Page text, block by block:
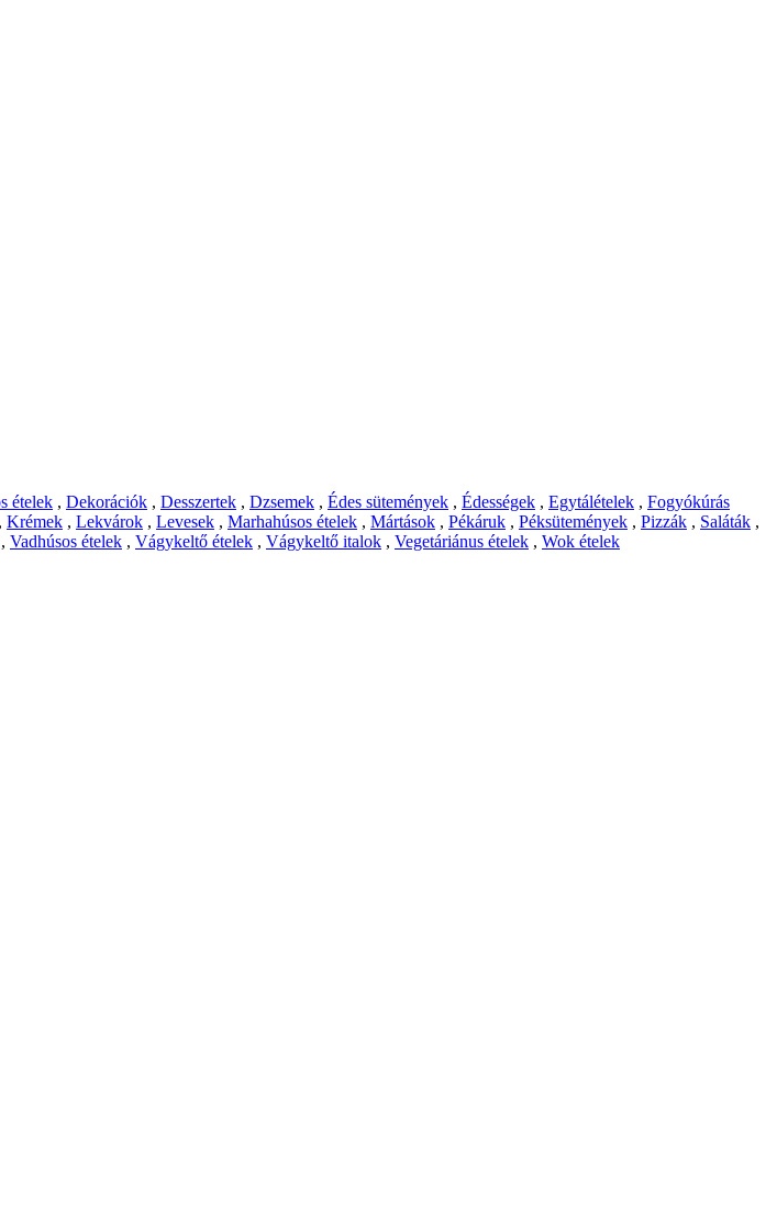
ételek , Dekorációk , Desszertek , Dzsemek , Édes sütemények , Édességek , Egytálételek , Fogyókúrás
, Krémek , Lekvárok , Levesek , Marhahúsos ételek , Mártások , Pékáruk , Péksütemények , Pizzák , Saláták ,
, Vadhúsos ételek , Vágykeltő ételek , Vágykeltő italok , Vegetáriánus ételek , Wok ételek